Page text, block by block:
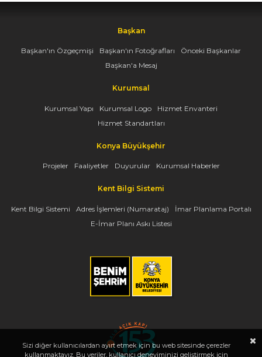
Başkan
Başkan'ın Özgeçmişi Başkan'ın Fotoğrafları
Önceki Başkanlar
Başkan'a Mesaj
Kurumsal
Kurumsal Yapı Kurumsal Logo
Hizmet Envanteri
Hizmet Standartları
Konya Büyükşehir
Projeler Faaliyetler Duyurular Kurumsal Haberler
Kent Bilgi Sistemi
Kent Bilgi Sistemi Adres İşlemleri (Numarataj)
İmar Planlama Portalı
E-İmar Planı Askı Listesi
Sizi diğer kullanıcılardan ayırt etmek için bu web sitesinde çerezler
kullanmaktayız. Bu veriler, kullanıcı deneyiminizi geliştirmek için